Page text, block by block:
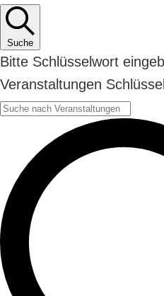
Suche
Bitte Schlüsselwort
Veranstaltungen